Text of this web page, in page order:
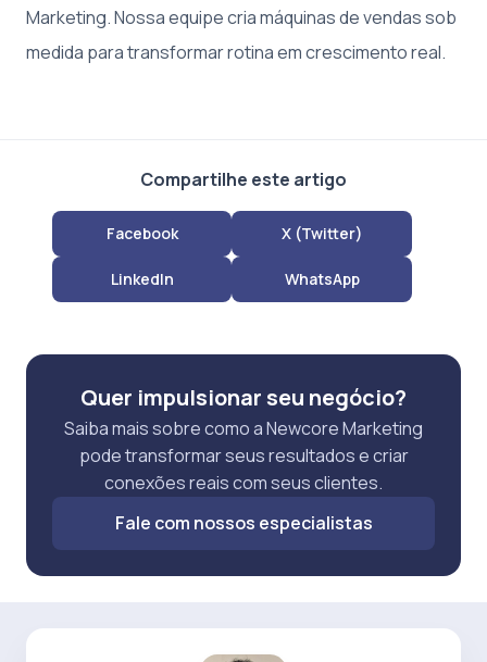
Marketing. Nossa equipe cria máquinas de vendas sob
medida para transformar rotina em crescimento real.
Compartilhe este artigo
Facebook X (Twitter)
LinkedIn WhatsApp
Quer impulsionar seu negócio?
Saiba mais sobre como a Newcore Marketing
pode transformar seus resultados e criar
conexões reais com seus clientes.
Fale com nossos especialistas